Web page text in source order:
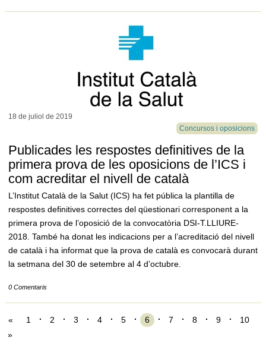
18 de juliol de 2019
Concursos i oposicions
Publicades les respostes definitives de la
primera prova de les oposicions de l’ICS i
com acreditar el nivell de català
L’Institut Català de la Salut (ICS) ha fet pública la plantilla de
respostes definitives correctes del qüestionari corresponent a la
primera prova de l’oposició de la convocatòria DSI-T.LLIURE-
2018. També ha donat les indicacions per a l’acreditació del nivell
de català i ha informat que la prova de català es convocarà durant
la setmana del 30 de setembre al 4 d’octubre.
0 Comentaris
« 1 2 3 4 5 6 7 8 9
10
»